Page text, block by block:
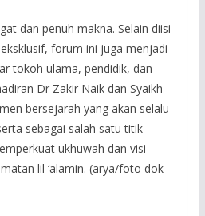
dan penuh makna. Selain diisi
forum ini juga menjadi
tokoh ulama, pendidik, dan
Dr Zakir Naik dan Syaikh
bersejarah yang akan selalu
sebagai salah satu titik
ukhuwah dan visi
lil ‘alamin. (arya/foto dok